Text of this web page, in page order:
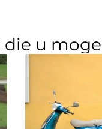
die u